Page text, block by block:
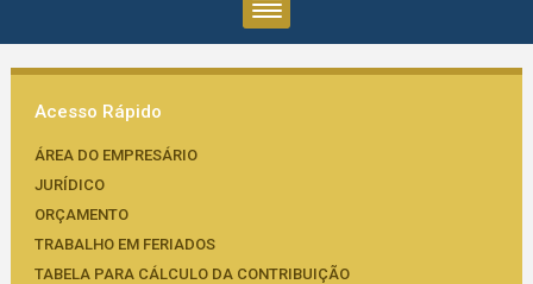
Acesso Rápido
ÁREA DO EMPRESÁRIO
JURÍDICO
ORÇAMENTO
TRABALHO EM FERIADOS
TABELA PARA CÁLCULO DA CONTRIBUIÇÃO